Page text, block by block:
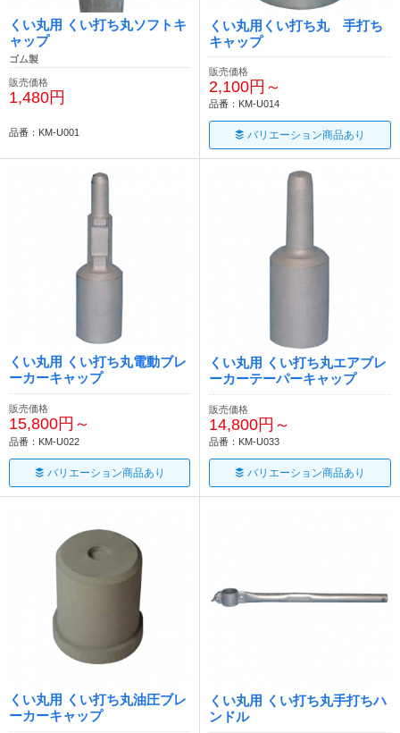
くい丸用 くい打ち丸ソフトキ
ャップ
ゴム製
販売価格
1,480円
品番：KM-U001
くい丸用くい打ち丸 手打ち
キャップ
販売価格
2,100円～
品番：KM-U014
バリエーション商品あり
くい丸用 くい打ち丸電動ブレ
ーカーキャップ
販売価格
15,800円～
品番：KM-U022
バリエーション商品あり
くい丸用 くい打ち丸エアブレ
ーカーテーパーキャップ
販売価格
14,800円～
品番：KM-U033
バリエーション商品あり
くい丸用 くい打ち丸油圧ブレ
ーカーキャップ
くい丸用 くい打ち丸手打ちハ
ンドル